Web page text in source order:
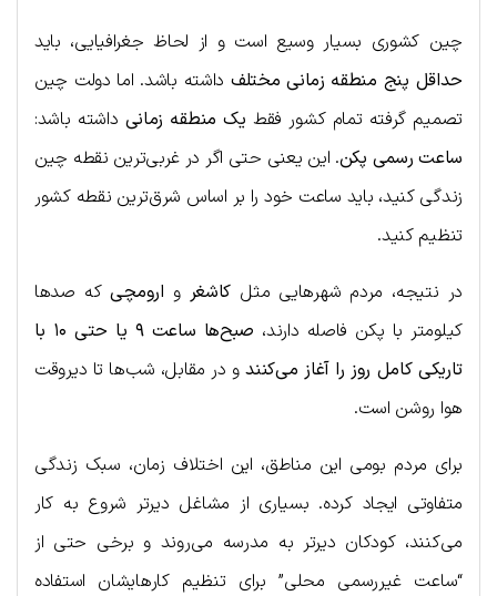
چین کشوری بسیار وسیع است و از لحاظ جغرافیایی، باید
حداقل پنج منطقه زمانی مختلف داشته باشد. اما دولت چین
تصمیم گرفته تمام کشور فقط یک منطقه زمانی داشته باشد:
ساعت رسمی پکن. این یعنی حتی اگر در غربی‌ترین نقطه چین
زندگی کنید، باید ساعت خود را بر اساس شرق‌ترین نقطه کشور
تنظیم کنید.
در نتیجه، مردم شهرهایی مثل کاشغر و ارومچیکه صدها
کیلومتر با پکن فاصله دارند،
صبح‌ها ساعت ۹ یا حتی ۱۰ با
تاریکی کامل روز را آغاز می‌کنندو در مقابل، شب‌ها تا دیروقت
هوا روشن است.
برای مردم بومی این مناطق، این اختلاف زمان، سبک زندگی
متفاوتی ایجاد کرده. بسیاری از مشاغل دیرتر شروع به کار
می‌کنند، کودکان دیرتر به مدرسه می‌روند و برخی حتی از
“ساعت غیررسمی محلی” برای تنظیم کارهایشان استفاده